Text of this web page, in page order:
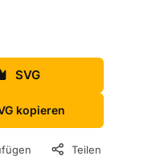
SVG
kopieren
Teilen